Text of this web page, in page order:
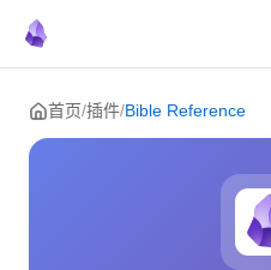
Skip to content
首页/插件/Bible Reference